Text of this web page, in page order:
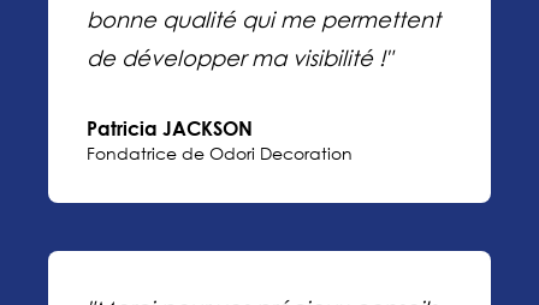
bonne qualité qui me permettent
de développer ma visibilité !"
Patricia JACKSON
Fondatrice de Odori Decoration